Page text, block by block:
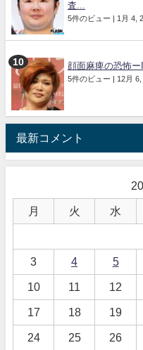
査...
5件のビュー 1月 4,
顔面麻痺の恐怖
5件のビュー 12月
最新コメント
月 火 水
3 4 5
10 11 12
17 18 19
24 25 26